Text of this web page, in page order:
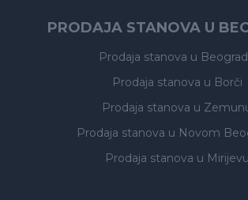
PRODAJA STANOVA U
Prodaja stanova u
Prodaja stanova u Borči
Prodaja stanova u
Prodaja stanova u Novom
Prodaja stanova u Mirijevu